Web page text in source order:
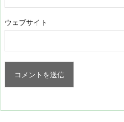
ウェブサイト